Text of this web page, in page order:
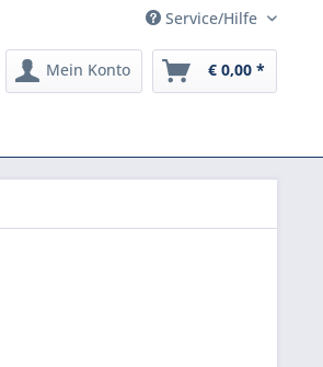
Service/Hilfe
Mein Konto € 0,00 *